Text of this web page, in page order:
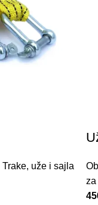
Trake, uže i sajla
za